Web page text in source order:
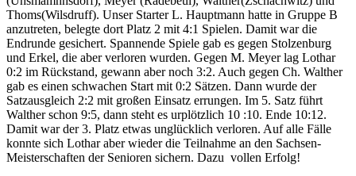
Thoms(Wilsdruff). Unser Starter L. Hauptmann hatte in Gruppe B
anzutreten, belegte dort Platz 2 mit 4:1 Spielen. Damit war die
Endrunde gesichert. Spannende Spiele gab es gegen Stolzenburg
und Erkel, die aber verloren wurden. Gegen M. Meyer lag Lothar
0:2 im Rückstand, gewann aber noch 3:2. Auch gegen Ch. Walther
gab es einen schwachen Start mit 0:2 Sätzen. Dann wurde der
Satzausgleich 2:2 mit großen Einsatz errungen. Im 5. Satz führt
Walther schon 9:5, dann steht es urplötzlich 10 :10. Ende 10:12.
Damit war der 3. Platz etwas unglücklich verloren. Auf alle Fälle
konnte sich Lothar aber wieder die Teilnahme an den Sachsen-
Meisterschaften der Senioren sichern. Dazu vollen Erfolg!